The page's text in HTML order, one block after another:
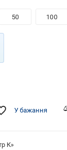
50 100
У бажання
К»